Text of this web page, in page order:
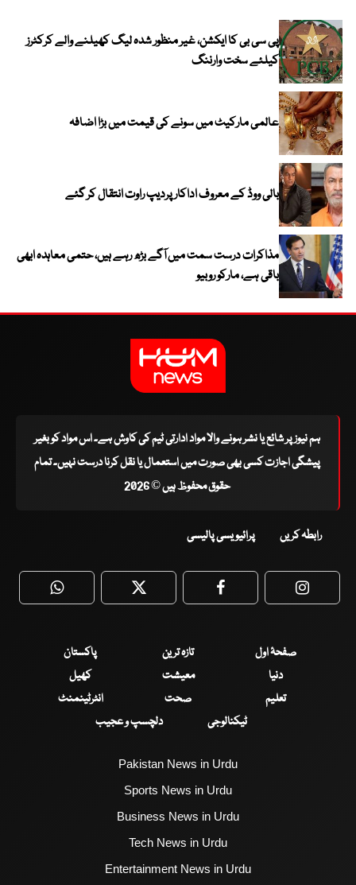
پی سی بی کا ایکشن، غیر منظور شدہ لیگ کھیلنے والے کرکٹرز
کیلئے سخت وارننگ
عالمی مارکیٹ میں سونے کی قیمت میں بڑا اضافہ
بالی ووڈ کے معروف اداکار پردیپ راوت انتقال کر گئے
مذاکرات درست سمت میں آگے بڑھ رہے ہیں، حتمی معاہدہ ابھی
باقی ہے، مارکو روبیو
ہم نیوز پر شائع یا نشر ہونے والا مواد ادارتی ٹیم کی کاوش ہے۔ اس مواد کو بغیر
پیشگی اجازت کسی بھی صورت میں استعمال یا نقل کرنا درست نہیں۔ تمام
حقوق محفوظ ہیں © 2026
رابطہ کریں پرائیویسی پالیسی
WhatsApp Twitter Facebook
صفحۂ اول تازہ ترین
پاکستان
دنیا
معیشت
کھیل
تعلیم
صحت
انٹرٹینمنٹ
ٹیکنالوجی
دلچسپ و عجیب
Pakistan News in Urdu
Sports News in Urdu
Business News in Urdu
Tech News in Urdu
Entertainment News in Urdu